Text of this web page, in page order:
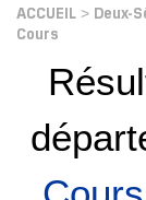
ACCUEIL > Deux-
Cours